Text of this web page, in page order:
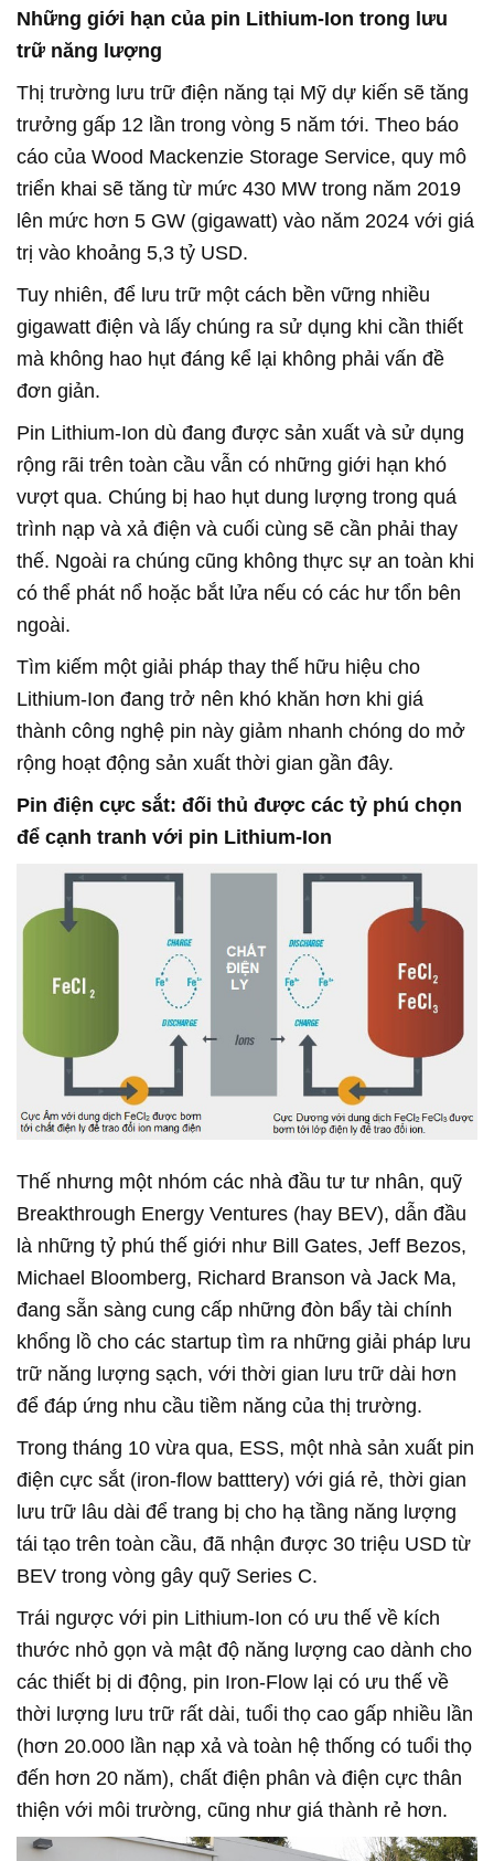
Những giới hạn của pin Lithium-Ion trong lưu
trữ năng lượng
Thị trường lưu trữ điện năng tại Mỹ dự kiến sẽ tăng
trưởng gấp 12 lần trong vòng 5 năm tới. Theo báo
cáo của Wood Mackenzie Storage Service, quy mô
triển khai sẽ tăng từ mức 430 MW trong năm 2019
lên mức hơn 5 GW (gigawatt) vào năm 2024 với giá
trị vào khoảng 5,3 tỷ USD.
Tuy nhiên, để lưu trữ một cách bền vững nhiều
gigawatt điện và lấy chúng ra sử dụng khi cần thiết
mà không hao hụt đáng kể lại không phải vấn đề
đơn giản.
Pin Lithium-Ion dù đang được sản xuất và sử dụng
rộng rãi trên toàn cầu vẫn có những giới hạn khó
vượt qua. Chúng bị hao hụt dung lượng trong quá
trình nạp và xả điện và cuối cùng sẽ cần phải thay
thế. Ngoài ra chúng cũng không thực sự an toàn khi
có thể phát nổ hoặc bắt lửa nếu có các hư tổn bên
ngoài.
Tìm kiếm một giải pháp thay thế hữu hiệu cho
Lithium-Ion đang trở nên khó khăn hơn khi giá
thành công nghệ pin này giảm nhanh chóng do mở
rộng hoạt động sản xuất thời gian gần đây.
Pin điện cực sắt: đối thủ được các tỷ phú chọn
để cạnh tranh với pin Lithium-Ion
Thế nhưng một nhóm các nhà đầu tư tư nhân, quỹ
Breakthrough Energy Ventures (hay BEV), dẫn đầu
là những tỷ phú thế giới như Bill Gates, Jeff Bezos,
Michael Bloomberg, Richard Branson và Jack Ma,
đang sẵn sàng cung cấp những đòn bẩy tài chính
khổng lồ cho các startup tìm ra những giải pháp lưu
trữ năng lượng sạch, với thời gian lưu trữ dài hơn
để đáp ứng nhu cầu tiềm năng của thị trường.
Trong tháng 10 vừa qua, ESS, một nhà sản xuất pin
điện cực sắt (iron-flow batttery) với giá rẻ, thời gian
lưu trữ lâu dài để trang bị cho hạ tầng năng lượng
tái tạo trên toàn cầu, đã nhận được 30 triệu USD từ
BEV trong vòng gây quỹ Series C.
Trái ngược với pin Lithium-Ion có ưu thế về kích
thước nhỏ gọn và mật độ năng lượng cao dành cho
các thiết bị di động, pin Iron-Flow lại có ưu thế về
thời lượng lưu trữ rất dài, tuổi thọ cao gấp nhiều lần
(hơn 20.000 lần nạp xả và toàn hệ thống có tuổi thọ
đến hơn 20 năm), chất điện phân và điện cực thân
thiện với môi trường, cũng như giá thành rẻ hơn.